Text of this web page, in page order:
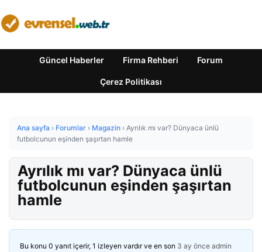
Güncel Haberler Firma Rehberi Forum
Çerez Politikası
Ana sayfa › Forumlar › Magazin › Ayrılık mı var? Dünyaca ünlü
futbolcunun eşinden şaşırtan hamle
Ayrılık mı var? Dünyaca ünlü
futbolcunun eşinden şaşırtan
hamle
Bu konu 0 yanıt içerir, 1 izleyen vardır ve en son 3 ay önce admin